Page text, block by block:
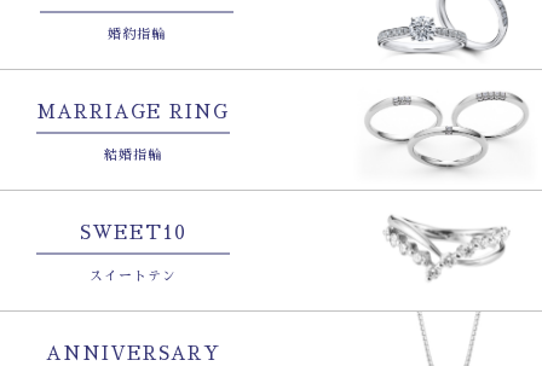
婚約指輪
MARRIAGE RING
結婚指輪
SWEET10
スイートテン
ANNIVERSARY